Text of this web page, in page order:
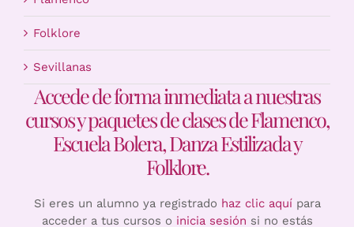
Folklore
Sevillanas
Accede de forma inmediata a nuestras
cursos y paquetes de clases de Flamenco,
Escuela Bolera, Danza Estilizada y
Folklore.
Si eres un alumno ya registrado haz clic aquípara
acceder a tus cursos o inicia sesión si no estás